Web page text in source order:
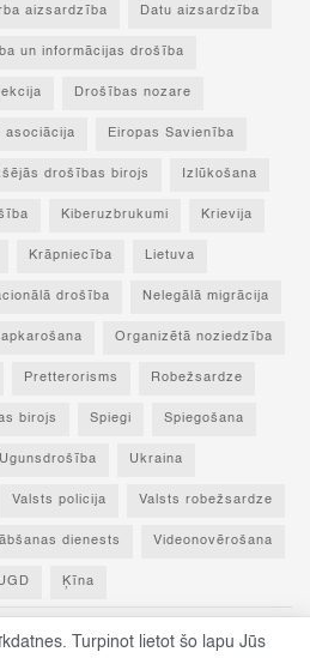
aizsardzība Datu aizsardzība
un informācijas drošība
Drošības nozare
asociācija Eiropas Savienība
drošības birojs Izlūkošana
Kiberuzbrukumi Krievija
Krāpniecība Lietuva
drošība Nelegālā migrācija
Organizētā noziedzība
Pretterorisms Robežsardze
birojs Spiegi Spiegošana
Ugunsdrošība Ukraina
Valsts policija Valsts robežsardze
dienests Videonovērošana
Ķīna
Turpinot lietot šo lapu Jūs